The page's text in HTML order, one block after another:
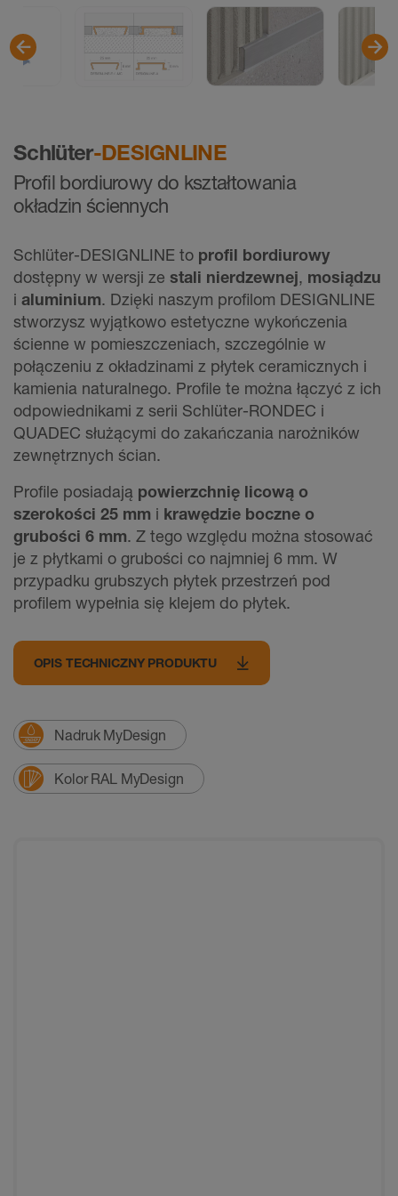
Schlüter-DESIGNLINE
Profil bordiurowy do kształtowania
okładzin ściennych
Schlüter-DESIGNLINE to profil bordiurowy
dostępny w wersji ze stali nierdzewnej, mosiądzu
i aluminium. Dzięki naszym profilom DESIGNLINE
stworzysz wyjątkowo estetyczne wykończenia
ścienne w pomieszczeniach, szczególnie w
połączeniu z okładzinami z płytek ceramicznych i
kamienia naturalnego. Proﬁle te można łączyć z ich
odpowiednikami z serii Schlüter-RONDEC i
QUADEC służącymi do zakańczania narożników
zewnętrznych ścian.
Profile posiadają powierzchnię licową o
szerokości 25 mm i krawędzie boczne o
grubości 6 mm. Z tego względu można stosować
je z płytkami o grubości co najmniej 6 mm. W
przypadku grubszych płytek przestrzeń pod
profilem wypełnia się klejem do płytek.
OPIS TECHNICZNY PRODUKTU
Nadruk MyDesign
Kolor RAL MyDesign